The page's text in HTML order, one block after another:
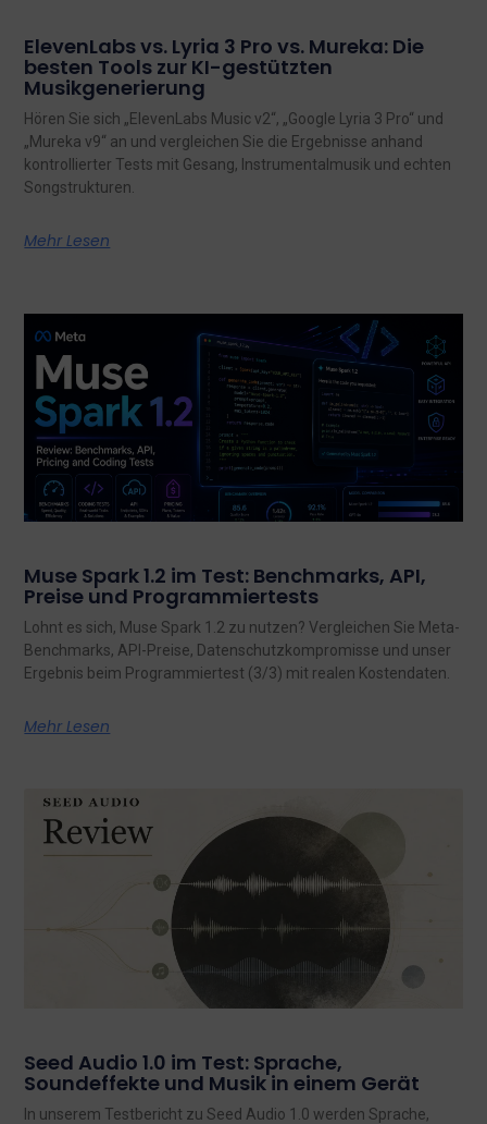
ElevenLabs vs. Lyria 3 Pro vs. Mureka: Die
besten Tools zur KI-gestützten
Musikgenerierung
Hören Sie sich „ElevenLabs Music v2“, „Google Lyria 3 Pro“ und
„Mureka v9“ an und vergleichen Sie die Ergebnisse anhand
kontrollierter Tests mit Gesang, Instrumentalmusik und echten
Songstrukturen.
Mehr Lesen
Muse Spark 1.2 im Test: Benchmarks, API,
Preise und Programmiertests
Lohnt es sich, Muse Spark 1.2 zu nutzen? Vergleichen Sie Meta-
Benchmarks, API-Preise, Datenschutzkompromisse und unser
Ergebnis beim Programmiertest (3/3) mit realen Kostendaten.
Mehr Lesen
Seed Audio 1.0 im Test: Sprache,
Soundeffekte und Musik in einem Gerät
In unserem Testbericht zu Seed Audio 1.0 werden Sprache,